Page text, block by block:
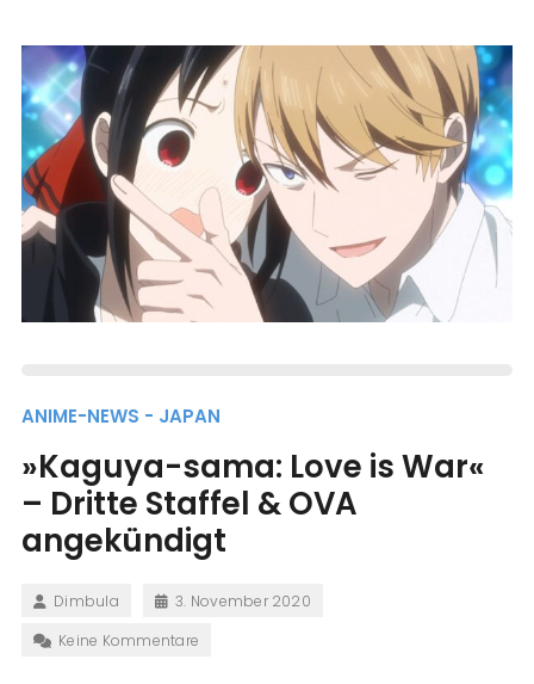
ANIME-NEWS - JAPAN
»Kaguya-sama: Love is War«
– Dritte Staffel & OVA
angekündigt
Dimbula
3. November 2020
Keine Kommentare